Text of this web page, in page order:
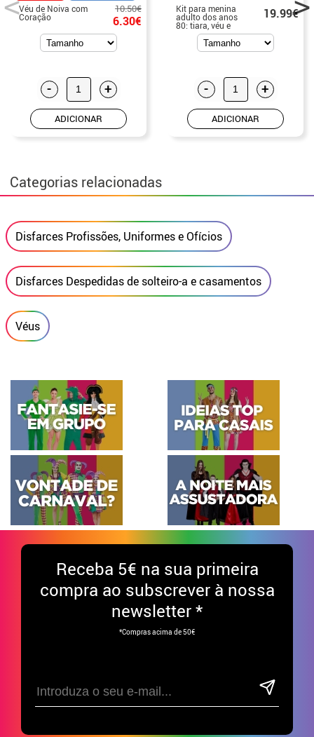
Véu de Noiva com
Coração
10.50€
6.30€
- +
ADICIONAR
Kit para menina
adulto dos anos
80: tiara, véu e
19.99€
- +
ADICIONAR
Categorias relacionadas
Disfarces Profissões, Uniformes e Ofícios
Disfarces Despedidas de solteiro-a e casamentos
Véus
Receba 5€ na sua primeira
compra ao subscrever à nossa
newsletter *
*Compras acima de 50€